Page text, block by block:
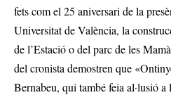
fets com el 25 aniversari de la
Universitat de València, la
de l’Estació o del parc de les
del cronista demostren que
Bernabeu, qui també feia al·lusió